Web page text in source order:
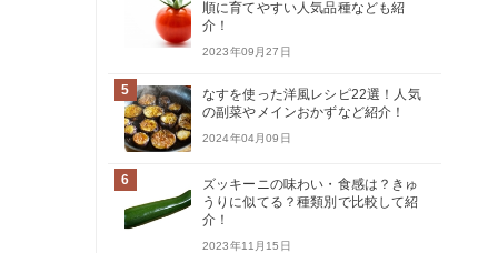
順に育てやすい人気品種なども紹
介！
2023年09月27日
5
なすを使った洋風レシピ22選！人気
の副菜やメインおかずなど紹介！
2024年04月09日
6
ズッキーニの味わい・食感は？きゅ
うりに似てる？種類別で比較して紹
介！
2023年11月15日